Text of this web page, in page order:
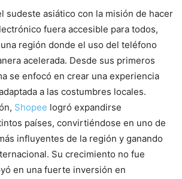
sudeste asiático con la misión de hacer
fuera accesible para todos,
región donde el uso del teléfono
acelerada. Desde sus primeros
se enfocó en crear una experiencia
a las costumbres locales.
Shopee logró expandirse
países, convirtiéndose en uno de
influyentes de la región y ganando
Su crecimiento no fue
en una fuerte inversión en